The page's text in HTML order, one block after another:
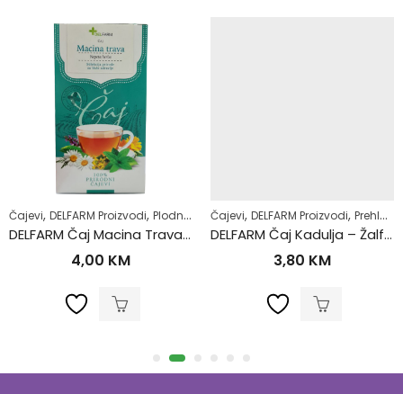
,Zdrav život
Čajevi, DELFARM Proizvodi, Plodnost Samoliječenje,Zdrav život
DELFARM Čaj Macina Trava – Očajnica 50g
4,00 KM
Čajevi, DELFARM Proizvodi, Prehlada i gripa
DELFARM Čaj Kadulja – Žalfija 50g
3,80 KM